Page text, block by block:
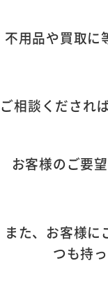
不用品や買取に
ご相談くだされ
お客様のご要
また、お客様に
つも持